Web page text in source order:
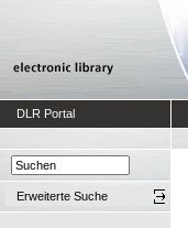
DLR Portal
Erweiterte Suche